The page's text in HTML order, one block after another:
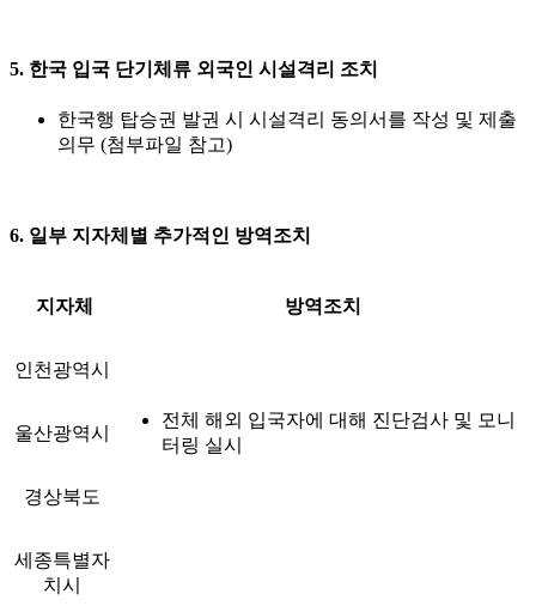
5. 한국 입국 단기체류 외국인 시설격리 조치
한국행 탑승권 발권 시 시설격리 동의서를 작성 및 제출
의무 (첨부파일 참고)
6. 일부 지자체별 추가적인 방역조치
지자체 방역조치
인천광역시
전체 해외 입국자에 대해 진단검사 및 모니
터링 실시
울산광역시
경상북도
세종특별자
치시